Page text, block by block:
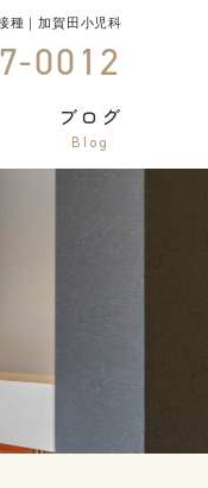
種｜加賀田小児科
0012
ブログ
Blog